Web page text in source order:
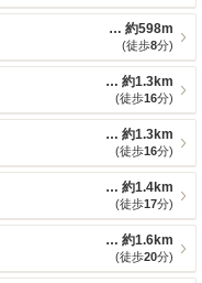
約598m
(徒歩8分)
約1.3km
(徒歩16分)
約1.3km
(徒歩16分)
約1.4km
(徒歩17分)
約1.6km
(徒歩20分)